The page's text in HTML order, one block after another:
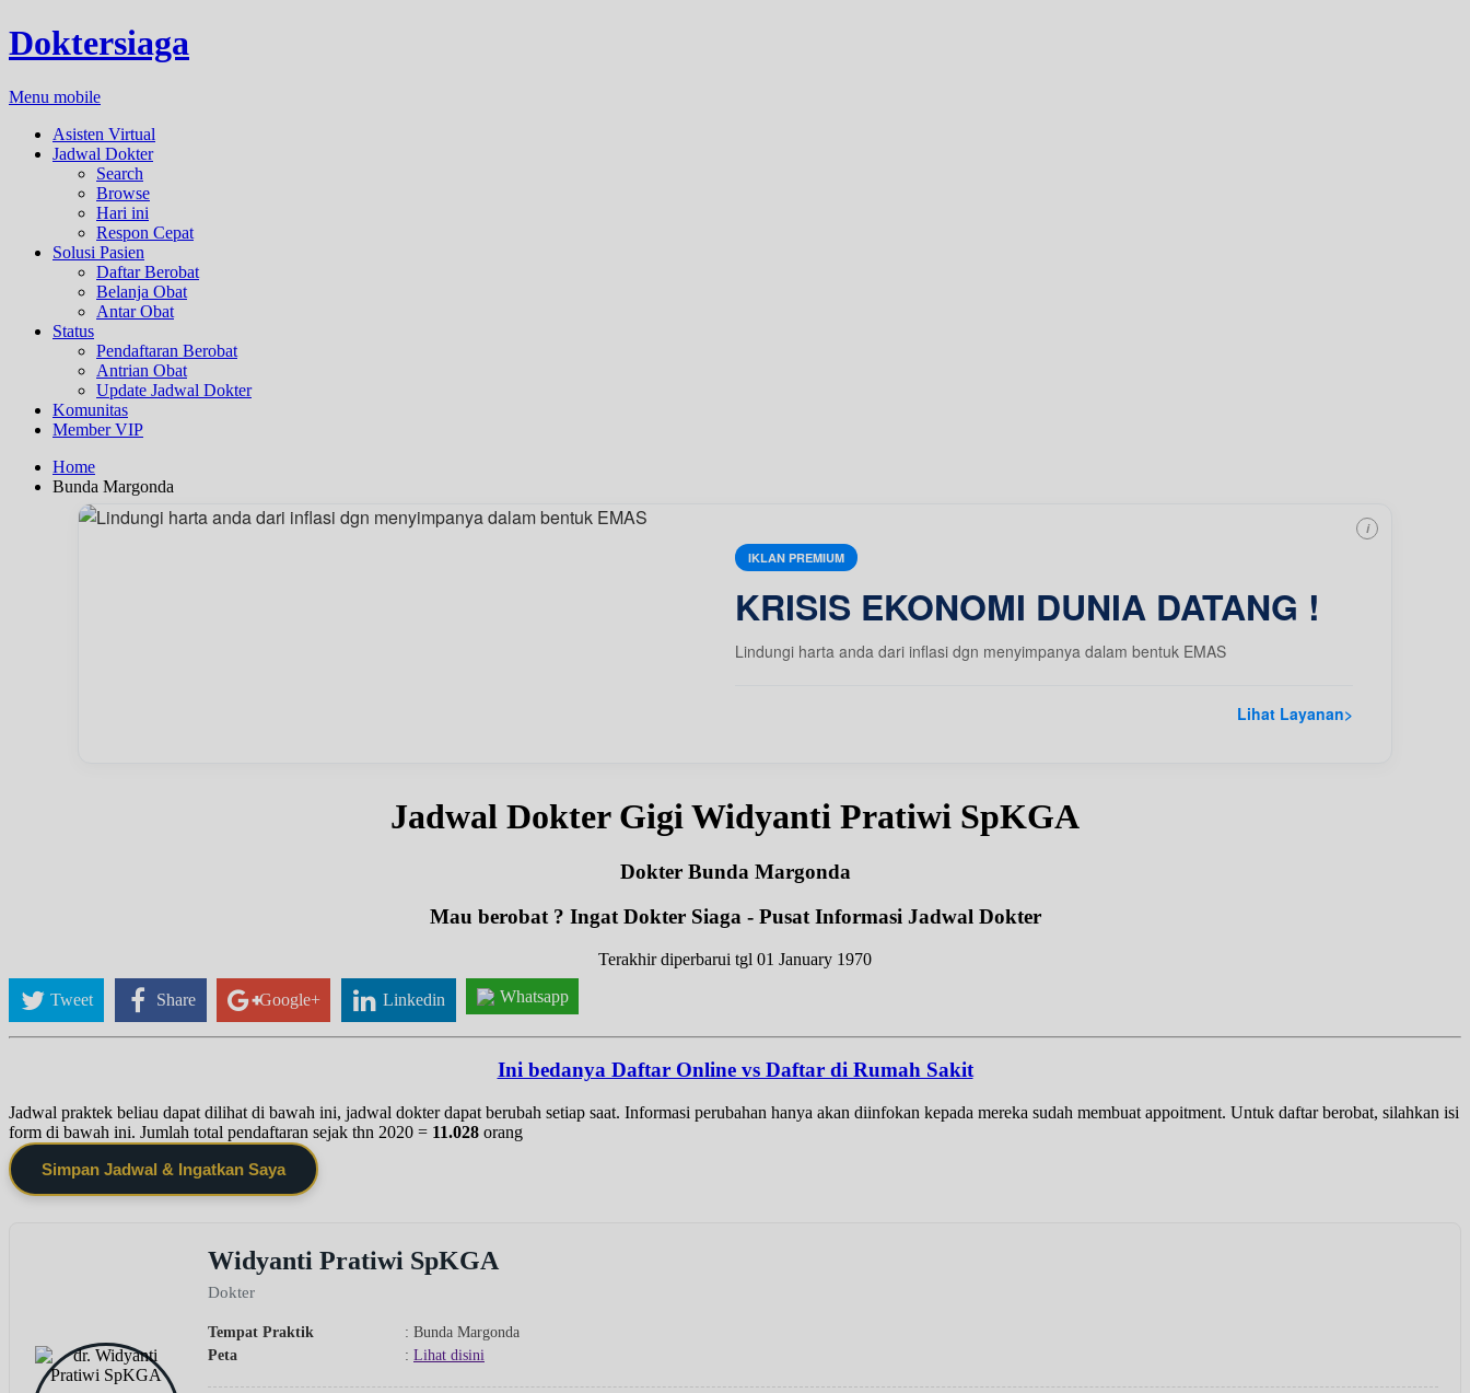
Doktersiaga
Menu mobile
Asisten Virtual
Jadwal Dokter
Search
Browse
Hari ini
Respon Cepat
Solusi Pasien
Daftar Berobat
Belanja Obat
Antar Obat
Status
Pendaftaran Berobat
Antrian Obat
Update Jadwal Dokter
Komunitas
Member VIP
Home
Bunda Margonda
IKLAN PREMIUM
KRISIS EKONOMI DUNIA DATANG !
Lindungi harta anda dari inflasi dgn menyimpanya dalam bentuk EMAS
Lihat Layanan>
i
Jadwal Dokter Gigi Widyanti Pratiwi SpKGA
Dokter Bunda Margonda
Mau berobat ? Ingat Dokter Siaga - Pusat Informasi Jadwal Dokter
Terakhir diperbarui tgl 01 January 1970
Tweet Share Google+ Linkedin Whatsapp
Ini bedanya Daftar Online vs Daftar di Rumah Sakit
Jadwal praktek beliau dapat dilihat di bawah ini, jadwal dokter dapat berubah setiap saat. Informasi perubahan hanya akan diinfokan kepada mereka sudah membuat appoitment. Untuk daftar berobat, silahkan isi
form di bawah ini. Jumlah total pendaftaran sejak thn 2020 = 11.028 orang
Simpan Jadwal & Ingatkan Saya
Widyanti Pratiwi SpKGA
Dokter
Tempat Praktik
: Bunda Margonda
Peta
: Lihat disini